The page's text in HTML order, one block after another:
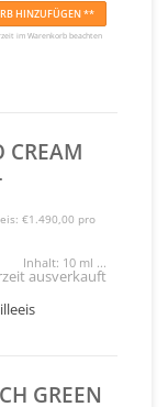
HINZUFÜGEN **
im Warenkorb beachten
CREAM
€1.490,00 pro
Inhalt: 10 ml ...
ausverkauft
GREEN